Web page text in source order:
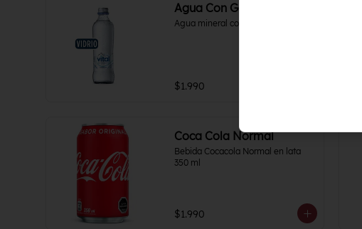
Agua Con Gas
Agua mineral con gas
$1.990
Coca Cola Normal
Bebida Cocacola Normal en lata
350 ml
$1.990